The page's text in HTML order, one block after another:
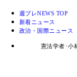
週プレNEWS TOP
新着ニュース
政治・国際ニュース
憲法学者･小